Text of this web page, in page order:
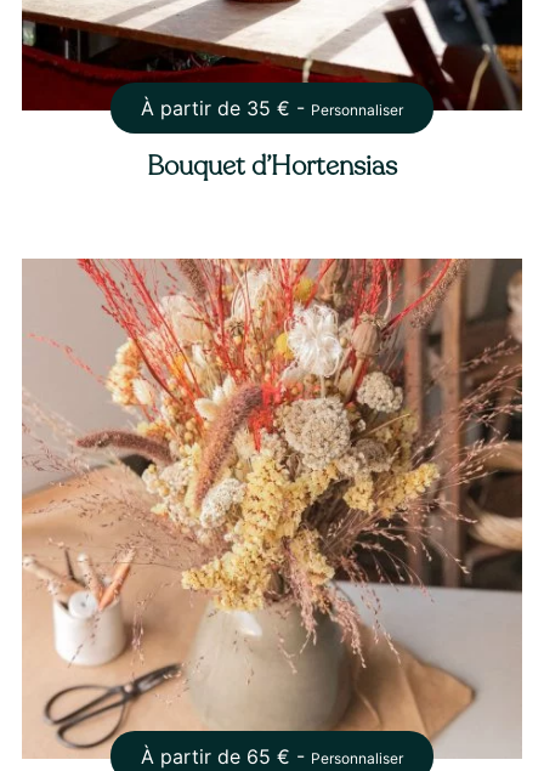
À partir de 35 € - Personnaliser
Bouquet d’Hortensias
À partir de 65 € - Personnaliser